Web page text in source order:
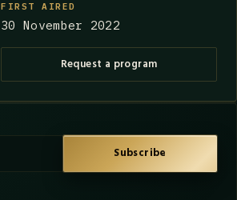
FIRST AIRED
30 November 2022
Request a program
Subscribe